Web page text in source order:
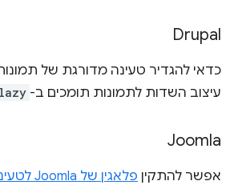
Drupal
כדאי להגדיר טעינה מדורגת של
עיצוב השדות לתמונות תומכים ב- lazy
Joomla
אפשר להתקין פלאגין של Joomla לטעינה מדורגת